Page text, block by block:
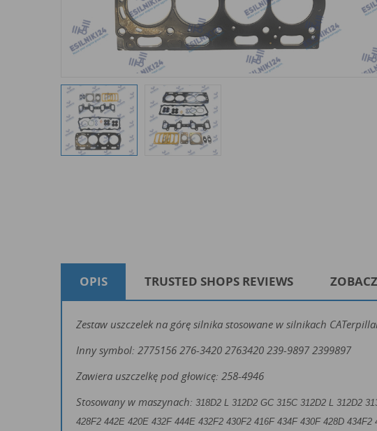
OPIS TRUSTED SHOPS REVIEWS
Zestaw uszczelek na górę silnika stosowane w silnikach
Inny symbol: 2775156 276-3420 2763420 239-9897 2399897
Zawiera uszczelkę pod głowicę: 258-4946
Stosowany w maszynach: 318D2 L 312D2 GC 315C 312D2 L 312D2
428F2 442E 420E 432F 444E 432F2 430F2 416F 434F 430F 428D 434F2